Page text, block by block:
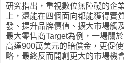
研究指出，重視數位無障礙的企
上，還能在四個面向都能獲得實
發、提升品牌價值、擴大市場觸
最大零售商Target為例，一場關
高達900萬美元的賠償金，更促
略，最終反而開創更大的市場機